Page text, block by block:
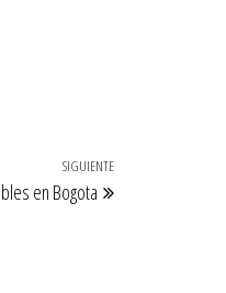
Siguiente entrada
SIGUIENTE
en Bogota